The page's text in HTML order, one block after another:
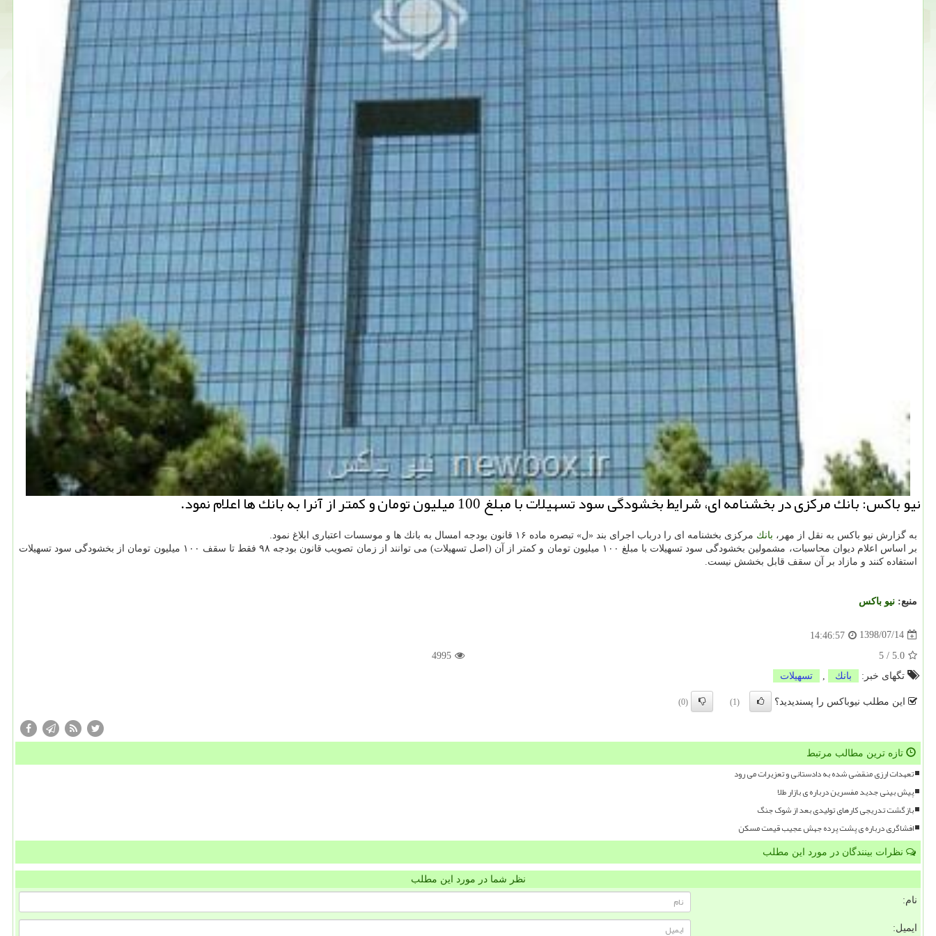
نیو باكس: بانك مركزی در بخشنامه ای، شرایط بخشودگی سود تسهیلات با مبلغ 100 میلیون تومان و كمتر از آنرا به بانك ها اعلام نمود.
به گزارش نیو باكس به نقل از مهر، بانك مركزی بخشنامه ای را درباب اجرای بند «ل» تبصره ماده ۱۶ قانون بودجه امسال به بانك ها و موسسات اعتباری ابلاغ نمود.
بر اساس اعلام دیوان محاسبات، مشمولین بخشودگی سود تسهیلات با مبلغ ۱۰۰ میلیون تومان و كمتر از آن (اصل تسهیلات) می توانند از زمان تصویب قانون بودجه ۹۸ فقط تا سقف ۱۰۰ میلیون تومان از بخشودگی سود تسهیلات
استفاده كنند و مازاد بر آن سقف قابل بخشش نیست.
منبع: نیو باكس
1398/07/14
14:46:57
5.0
/
5
4995
تگهای خبر:
بانك , تسهیلات
این مطلب نیوباکس را پسندیدید؟ (1)
(0)
تازه ترین مطالب مرتبط
تعهدات ارزی منقضی شده به دادستانی و تعزیرات می رود
پیش بینی جدید مفسرین درباره ی بازار طلا
بازگشت تدریجی کارهای تولیدی بعد از شوک جنگ
افشاگری درباره ی پشت پرده جهش عجیب قیمت مسکن
نظرات بینندگان در مورد این مطلب
نظر شما در مورد این مطلب
نام:
ایمیل: